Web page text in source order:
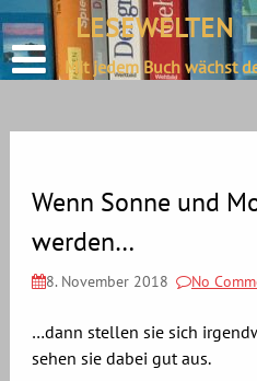
define('DISALLOW_FILE_EDIT',
define('DISALLOW_FILE_MODS',
LESEWELTEN
Mit jedem Buch wächst
Wenn Sonne und
werden…
8. November 2018 No
…dann stellen sie sich
sehen sie dabei gut aus.